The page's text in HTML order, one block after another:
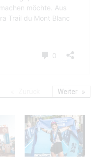
Weiter